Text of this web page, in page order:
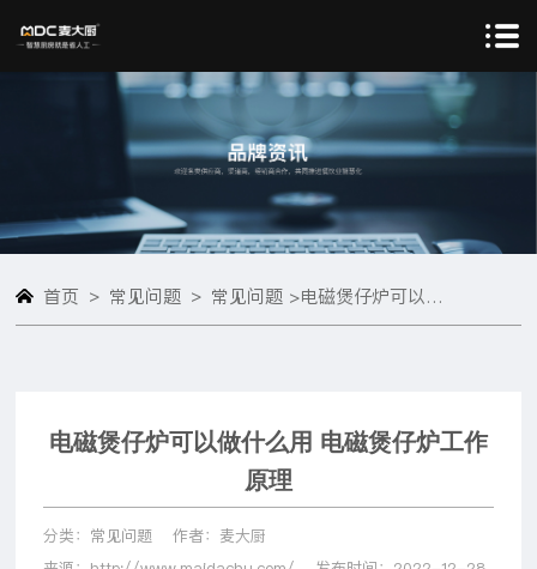
首页 > 常见问题 > 常见问题 > 电磁煲仔炉可以做什么用 电磁煲仔炉工作原理
电磁煲仔炉可以做什么用 电磁煲仔炉工作
原理
分类：常见问题
作者：麦大厨